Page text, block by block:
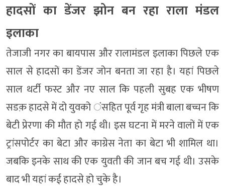
हादसों का डेंजर झोन बन रहा राला मंडल
इलाका
तेजाजी नगर का बायपास और रालामंडल इलाका पिछले एक
साल से हादसों का डेंजर जोन बनता जा रहा है। यहां पिछले
साल थर्टी फस्ट और नए साल कि पहली सुबह एक भीषण
सडक़ हादसे में दो युवको ंसहित पूर्व गृह मंत्री बाला बच्चन कि
बेटी प्रेरणा की मौत हो गई थी। इस घटना में मरने वालों में एक
ट्रांसपोर्टर का बेटा और काग्रेस नेता का बेटा भी शामिल था।
जबकि इनके साथ की एक युवती की जान बच गई थी। उसके
बाद भी यहां कई हादसे हो चुके है।